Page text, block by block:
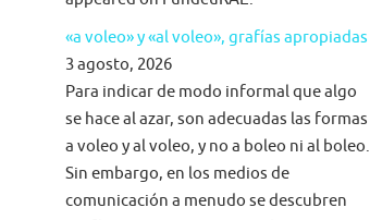
«a voleo» y «al voleo», grafías apropiadas
3 agosto, 2026
Para indicar de modo informal que algo
se hace al azar, son adecuadas las formas
a voleo y al voleo, y no a boleo ni al boleo.
Sin embargo, en los medios de
comunicación a menudo se descubren